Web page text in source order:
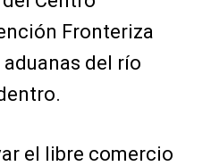
Fronteriza
del río
el libre comercio